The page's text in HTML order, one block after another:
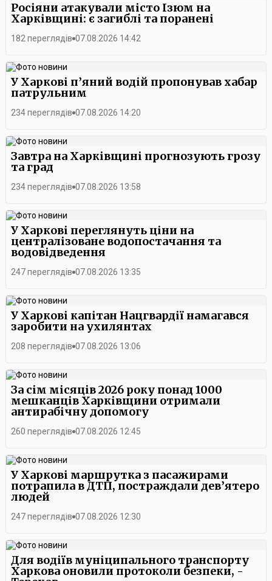
Росіяни атакували місто Ізюм на
Харківщині: є загиблі та поранені
182 переглядів 07.08.2026 14:42
У Харкові п’яний водій пропонував хабар
патрульним
234 переглядів 07.08.2026 14:20
Завтра на Харківщині прогнозують грозу
та град
234 переглядів 07.08.2026 13:58
У Харкові переглянуть ціни на
централізоване водопостачання та
водовідведення
247 переглядів 07.08.2026 13:35
У Харкові капітан Нацгвардії намагався
заробити на ухилянтах
208 переглядів 07.08.2026 13:06
За сім місяців 2026 року понад 1000
мешканців Харківщини отримали
антирабічну допомогу
260 переглядів 07.08.2026 12:45
У Харкові маршрутка з пасажирами
потрапила в ДТП, постраждали дев’ятеро
людей
247 переглядів 07.08.2026 12:30
Для водіїв муніципального транспорту
Харкова оновили протоколи безпеки, -